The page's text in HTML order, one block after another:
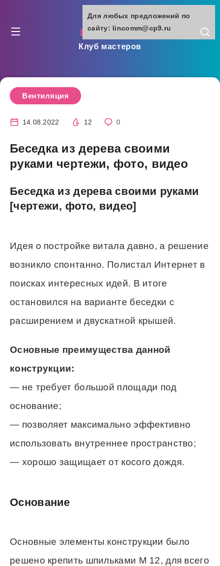
lincomm.ru
Клуб мастеров
Вентиляция
14.08.2022 12 0
Беседка из дерева своими
руками чертежи, фото, видео
Беседка из дерева своими руками
[чертежи, фото, видео]
Идея о постройке витала давно, а решение
возникло спонтанно. Полистал Интернет в
поисках интересных идей. В итоге
остановился на варианте беседки с
расширением и двускатной крышей.
Основные преимущества данной
конструкции:
— не требует большой площади под
основание;
— позволяет максимально эффективно
использовать внутреннее пространство;
— хорошо защищает от косого дождя.
Основание
Основные элементы конструкции было
решено крепить шпильками M 12, для всего
Для любых предложений по
сайту: lincomm@cp9.ru